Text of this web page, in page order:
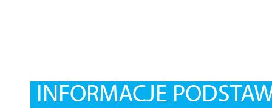
INFORMACJE